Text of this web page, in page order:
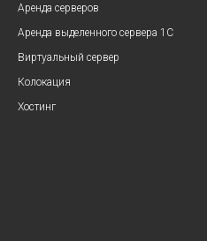
Аренда серверов
Аренда выделенного сервера 1С
Виртуальный сервер
Колокация
Хостинг